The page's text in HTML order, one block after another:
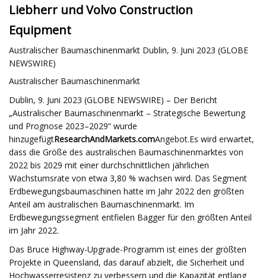
Liebherr und Volvo Construction
Equipment
Australischer Baumaschinenmarkt Dublin, 9. Juni 2023 (GLOBE
NEWSWIRE)
Australischer Baumaschinenmarkt
Dublin, 9. Juni 2023 (GLOBE NEWSWIRE) – Der Bericht
„Australischer Baumaschinenmarkt – Strategische Bewertung
und Prognose 2023–2029“ wurde
hinzugefügtResearchAndMarkets.comAngebot.Es wird erwartet,
dass die Größe des australischen Baumaschinenmarktes von
2022 bis 2029 mit einer durchschnittlichen jährlichen
Wachstumsrate von etwa 3,80 % wachsen wird. Das Segment
Erdbewegungsbaumaschinen hatte im Jahr 2022 den größten
Anteil am australischen Baumaschinenmarkt. Im
Erdbewegungssegment entfielen Bagger für den größten Anteil
im Jahr 2022.
Das Bruce Highway-Upgrade-Programm ist eines der größten
Projekte in Queensland, das darauf abzielt, die Sicherheit und
Hochwasserresistenz zu verbessern und die Kapazität entlang